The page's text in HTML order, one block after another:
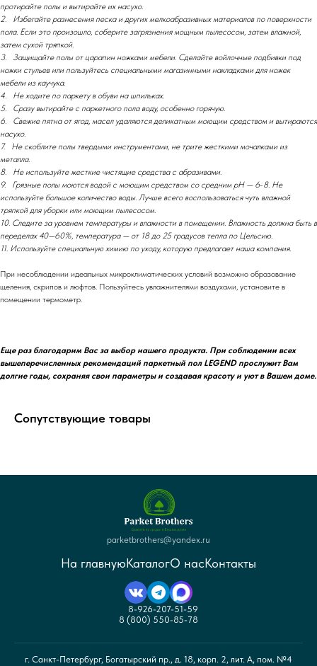
протирайте полы и вытирайте их насухо.
2. Избегайте разнесения песка и других мелкоабразивных материалов по поверхности
пола. Если это произошло, соберите загрязнения мощным пылесосом, затем влажной,
затем сухой тряпкой.
3. Защищайте полы от царапин ножками мебели. Сделайте войлочные подбивки под
ножки стульев или пользуйтесь специальными магазинными накладками для ножек
мебели из каучука.
4. Не ходите по паркету в обуви на шпильках.
5. Сразу вытирайте с паркетного пола воду, особенно горячую.
6. Свежие пятна от ягод, масел удаляются деликатным моющим средством и вытираются
насухо.
7. Не скоблите полы твердыми инструментами, не трите жесткими мочалками из
металла.
8. Не используйте жесткие чистящие средства с абразивами.
9. Грязные полы моются водой с моющим средством со средним рН — 6-8. Не
используйте большое количество воды. Лучше всего воспользоваться чуть влажной
тряпкой для уборки или моющим пылесосом.
10. Следите за уровнем температуры и влажности в помещении. Влажность должна быть в
переделах 40—60%, температура — от 18 до 25 градусов тепла по Цельсию.
11. Используйте специальную химию по уходу, которую предлагает наша компания.
При несоблюдении идеальных микроклиматических условий возможно образование
щеления, скрипов и люфтов. Пользуйтесь увлажнителями воздухами, установите в
помещении термометр.
Еще раз благодарим Вас за выбор нашего продукта. При соблюдении всех
вышеперечисленных рекомендаций паркетный пол LEGEND прослужит Вам
долгие годы, сохраняя свои параметры и создавая красоту и уют в Вашем доме.
Сопутствующие товары
parketbrothers@yandex.ru
На главнуюКаталогО насКонтакты
8-926-207-51-59
8 (800) 550-85-78
г. Санкт-Петербург, Богатырский пр., д. 18, корп. 2, лит. А, пом. №4